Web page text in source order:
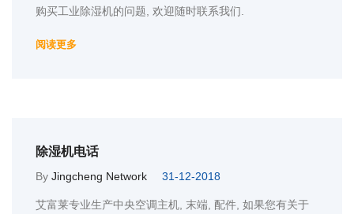
购买工业除湿机的问题, 欢迎随时联系我们.
阅读更多
除湿机电话
By Jingcheng Network 31-12-2018
艾富莱专业生产中央空调主机, 末端, 配件, 如果您有关于